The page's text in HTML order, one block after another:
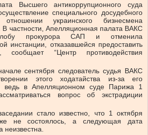
Высшего антикоррупционного суда
специального досудебного
украинского бизнесмена
В частности, Апелляционная палата ВАКС
прокурора САП и отменила
инстанции, отказавшейся предоставить
сообщает “Центр противодействия
сентября следователь судья ВАКС
этого ходатайства из-за его
ведь в Апелляционном суде Парижа 1
вопрос об экстрадиции
стало известно, что 1 октября
не состоялось, а следующая дата
неизвестна.